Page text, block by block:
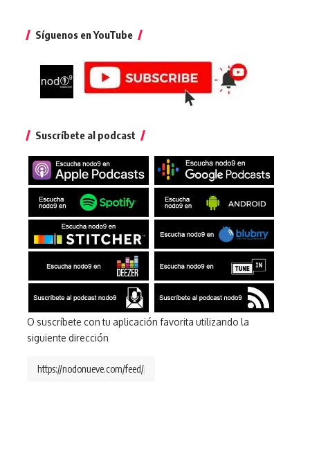
Síguenos en YouTube
Suscríbete al podcast
O suscríbete con tu aplicación favorita utilizando la
siguiente dirección